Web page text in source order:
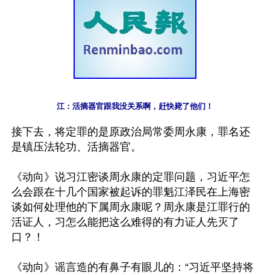
江：活摘器官跟我没关系啊，赶快毙了他们！
接下去，将定罪的是原政治局常委周永康，罪名还
是镇压法轮功、活摘器官。
《动向》说习江密谈周永康的定罪问题，习近平怎
么会跟在十几个国家被起诉的罪魁江泽民在上海密
谈如何处理他的下属周永康呢？周永康是江罪行的
活证人，习怎么能把这么难得的有力证人先灭了
口？！
《动向》谣言造的有鼻子有眼儿的：“习近平坚持将